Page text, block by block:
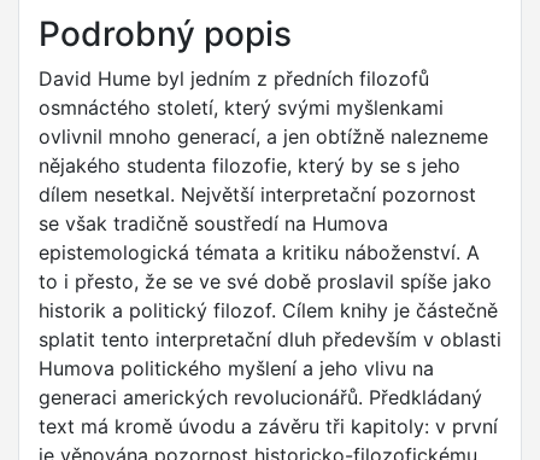
Podrobný popis
David Hume byl jedním z předních filozofů
osmnáctého století, který svými myšlenkami
ovlivnil mnoho generací, a jen obtížně nalezneme
nějakého studenta filozofie, který by se s jeho
dílem nesetkal. Největší interpretační pozornost
se však tradičně soustředí na Humova
epistemologická témata a kritiku náboženství. A
to i přesto, že se ve své době proslavil spíše jako
historik a politický filozof. Cílem knihy je částečně
splatit tento interpretační dluh především v oblasti
Humova politického myšlení a jeho vlivu na
generaci amerických revolucionářů. Předkládaný
text má kromě úvodu a závěru tři kapitoly: v první